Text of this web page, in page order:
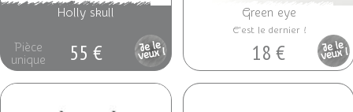
Holly skull
Pièce
unique
55 €
Green eye
18 €
C'est le dernier !